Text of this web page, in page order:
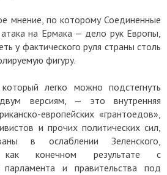
мнение, по которому Соединенные
на Ермака — дело рук Европы,
у фактического руля страны столь
фигуру.
легко можно подстегнуть
версиям, — это внутренняя
европейских «грантоедов»,
и прочих политических сил,
в ослаблении Зеленского,
как конечном результате с
парламента и правительства под